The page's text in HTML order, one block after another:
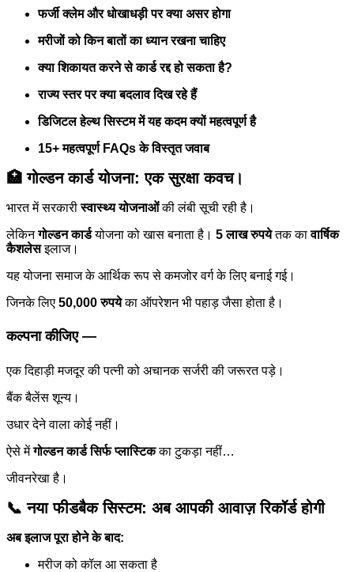
फर्जी क्लेम और धोखाधड़ी पर क्या असर होगा
मरीजों को किन बातों का ध्यान रखना चाहिए
क्या शिकायत करने से कार्ड रद्द हो सकता है?
राज्य स्तर पर क्या बदलाव दिख रहे हैं
डिजिटल हेल्थ सिस्टम में यह कदम क्यों महत्वपूर्ण है
15+ महत्वपूर्ण FAQs के विस्तृत जवाब
🏥 गोल्डन कार्ड योजना: एक सुरक्षा कवच।
भारत में सरकारीस्वास्थ्य योजनाओंकी लंबी सूची रही है।
लेकिनगोल्डन कार्डयोजना को खास बनाता है। 5 लाख रुपयेतक कावार्षिक
कैशलेसइलाज।
यह योजना समाज के आर्थिक रूप से कमजोर वर्ग के लिए बनाई गई।
जिनके लिए 50,000 रुपयेका ऑपरेशन भी पहाड़ जैसा होता है।
कल्पना कीजिए —
एक दिहाड़ी मजदूर की पत्नी को अचानक सर्जरी की जरूरत पड़े।
बैंक बैलेंस शून्य।
उधार देने वाला कोई नहीं।
ऐसे मेंगोल्डन कार्ड सिर्फ प्लास्टिकका टुकड़ा नहीं…
जीवनरेखा है।
📞 नया फीडबैक सिस्टम: अब आपकी आवाज़ रिकॉर्ड होगी
अब इलाज पूरा होने के बाद:
मरीज को कॉल आ सकता है